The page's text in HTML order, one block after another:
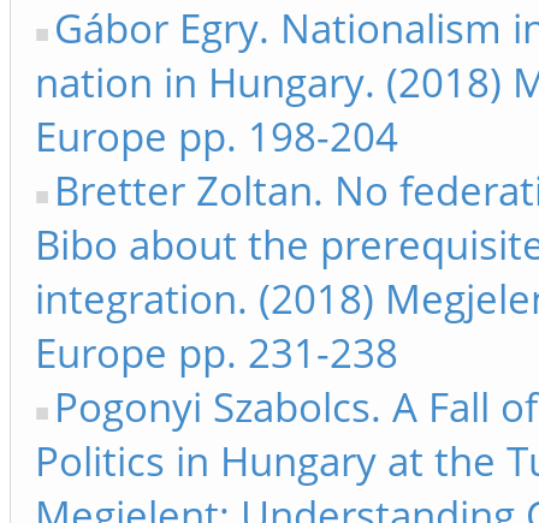
Gábor Egry. Nationalism
nation in Hungary. (2018)
Europe pp. 198-204
Bretter Zoltan. No
Bibo about the
integration. (2018)
Europe pp. 231-238
Pogonyi Szabolcs. A Fall
Politics in Hungary at the